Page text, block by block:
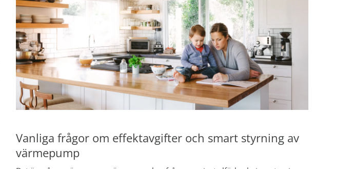
Vanliga frågor om effektavgifter och smart styrning av
värmepump